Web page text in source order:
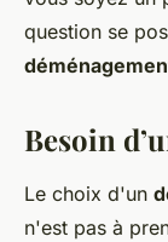
question se
Besoin
Le choix d'un
n'est pas à